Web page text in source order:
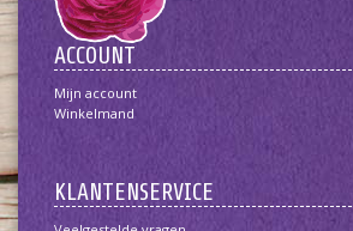
ACCOUNT
Mijn account
Winkelmand
KLANTENSERVICE